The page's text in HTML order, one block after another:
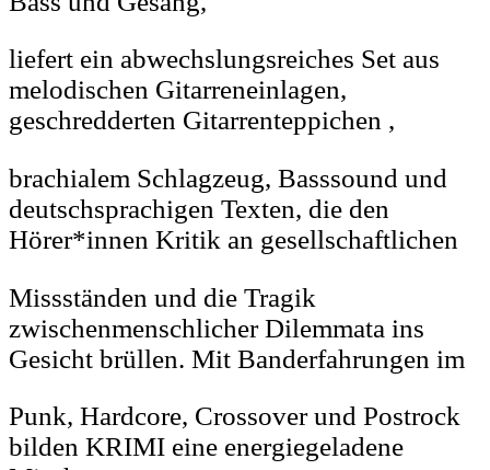
liefert ein abwechslungsreiches Set aus
melodischen Gitarreneinlagen,
geschredderten Gitarrenteppichen ,
brachialem Schlagzeug, Basssound und
deutschsprachigen Texten, die den
Hörer*innen Kritik an gesellschaftlichen
Missständen und die Tragik
zwischenmenschlicher Dilemmata ins
Gesicht brüllen. Mit Banderfahrungen im
Punk, Hardcore, Crossover und Postrock
bilden KRIMI eine energiegeladene